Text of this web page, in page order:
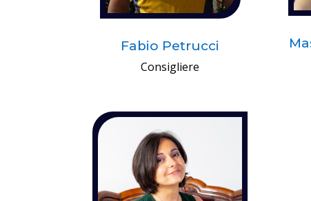
Fabio Petrucci
Consigliere